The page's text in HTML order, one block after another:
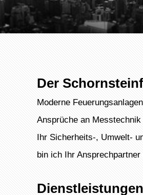
Der
Moderne
Ansprüche an
Ihr Sicherheits-, Umwelt-
bin ich Ihr
Dienstleistungen